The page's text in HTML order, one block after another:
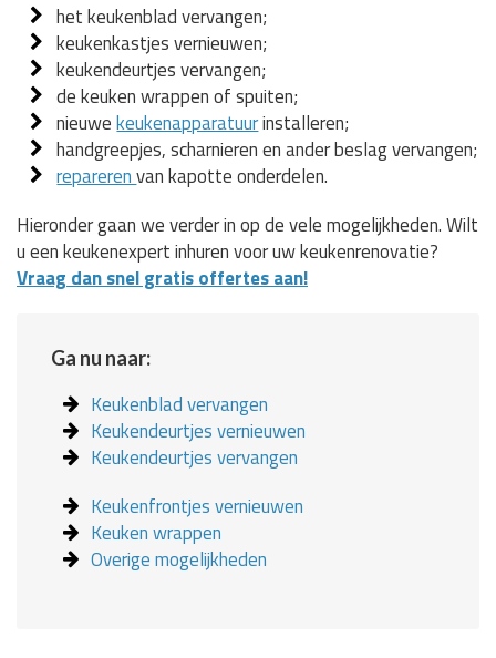
het keukenblad vervangen;
keukenkastjes vernieuwen;
keukendeurtjes vervangen;
de keuken wrappen of spuiten;
nieuwekeukenapparatuurinstalleren;
handgreepjes, scharnieren en ander beslag vervangen;
reparerenvan kapotte onderdelen.
Hieronder gaan we verder in op de vele mogelijkheden. Wilt
u een keukenexpert inhuren voor uw keukenrenovatie?
Vraag dan snel gratis offertes aan!
Ga nu naar:
Keukenblad vervangen
Keukendeurtjes vernieuwen
Keukendeurtjes vervangen
Keukenfrontjes vernieuwen
Keuken wrappen
Overige mogelijkheden